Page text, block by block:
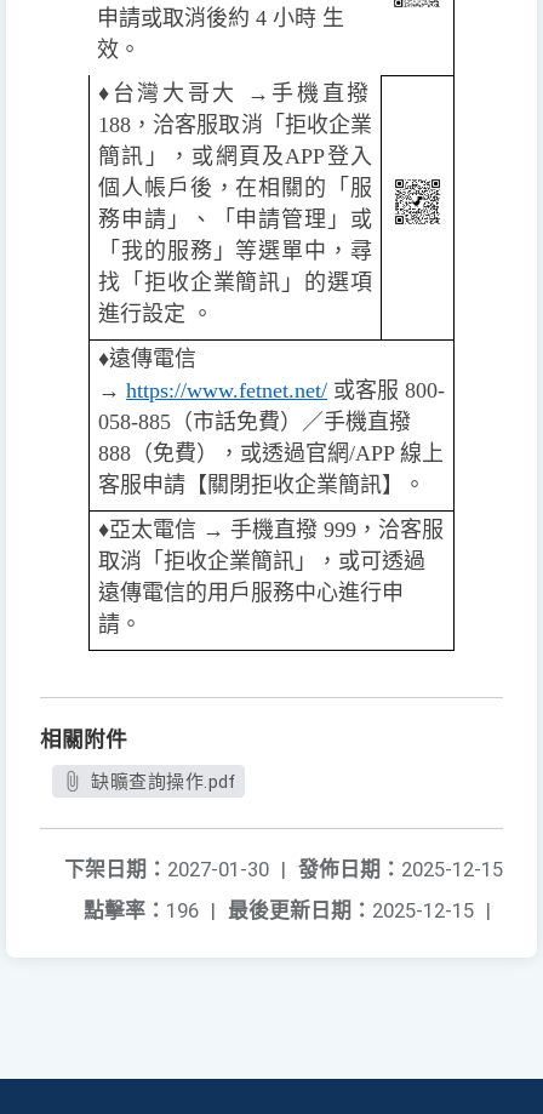
申請或取消後約 4 小時 生
效。
♦️ 台灣大哥大 →手機直撥
188，洽客服取消「拒收企業
簡訊」，或網頁及APP登入
個人帳戶後，在相關的「服
務申請」、「申請管理」或
「我的服務」等選單中，尋
找「拒收企業簡訊」的選項
進行設定 。
♦️遠傳電信
→ https://www.fetnet.net/ 或客服 800-
058-885（市話免費）／手機直撥
888（免費），或透過官網/APP 線上
客服申請【關閉拒收企業簡訊】。
♦️️亞太電信 → 手機直撥 999，洽客服
取消「拒收企業簡訊」，或可透過
遠傳電信的用戶服務中心進行申
請。
相關附件
缺曠查詢操作.pdf
發佈日期： 2025-12-15
下架日期： 2027-01-30 |
最後更新日期： 2025-12-15 |
點擊率： 196 |